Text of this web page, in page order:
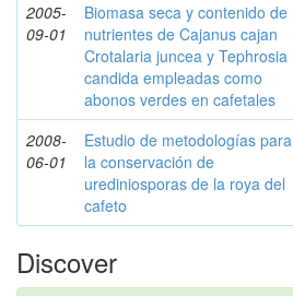
2005-
09-01
Biomasa seca y contenido de
nutrientes de Cajanus cajan
Crotalaria juncea y Tephrosia
candida empleadas como
abonos verdes en cafetales
2008-
06-01
Estudio de metodologías para
la conservación de
urediniosporas de la roya del
cafeto
Discover